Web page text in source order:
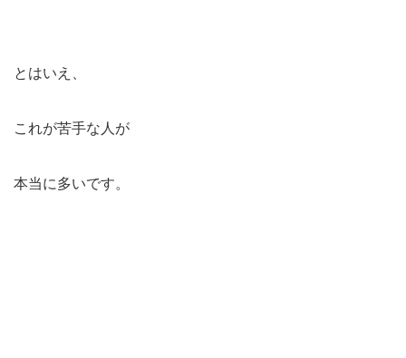
とはいえ、
これが苦手な人が
本当に多いです。